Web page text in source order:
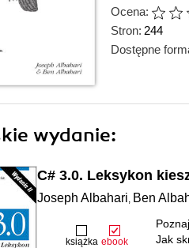
Ocena:
Stron: 244
Dostępne
wydanie:
C# 3.0. Leksykon
Joseph Albahari, Ben
książka ebook
Jak